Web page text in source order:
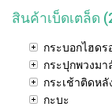
สินค้าเบ็ดเตล็ด
กระบอกไฮดร
กระปุกพวงมา
กระเช้าติดหลั
กะบะ